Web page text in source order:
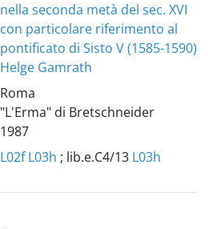
nella seconda metà del sec. XVI
con particolare riferimento al
pontificato di Sisto V (1585-1590)
Helge Gamrath
Roma
"L'Erma" di Bretschneider
1987
L02f L03h ; lib.e.C4/13 L03h